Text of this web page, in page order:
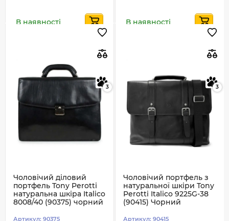
В наявності В наявності
3
Чоловічий діловий
портфель Tony Perotti
натуральна шкіра Italico
8008/40 (90375) чорний
Артикул: 90375
3
Чоловічий портфель з
натуральної шкіри Tony
Perotti Italico 9225G-38
(90415) Чорний
Артикул: 90415